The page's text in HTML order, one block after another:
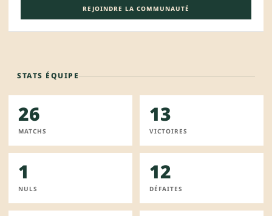
REJOINDRE LA COMMUNAUTÉ
STATS ÉQUIPE
26
MATCHS
13
VICTOIRES
1
NULS
12
DÉFAITES